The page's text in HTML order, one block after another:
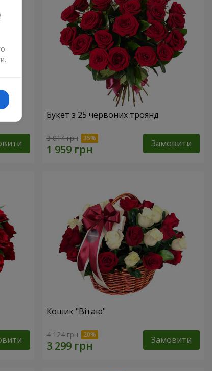
Букет з 25 червоних троянд
3 014 грн Замовити
Кошик "Вітаю"
4 124 грн Замовити